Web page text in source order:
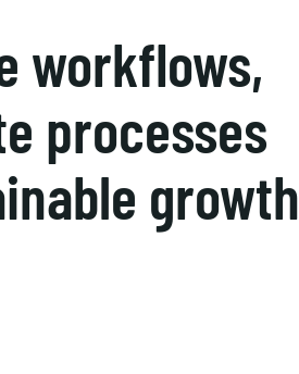
workflows,
processes
growth